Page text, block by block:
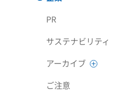
PR
サステナビリティ
アーカイブ
ご注意